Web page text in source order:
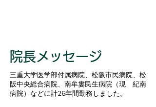
院長メッセージ
三重大学医学部付属病院、松阪市民病院、松
阪中央総合病院、南牟婁民生病院（現 紀南
病院）などに計26年間勤務しました。